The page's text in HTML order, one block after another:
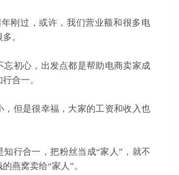
年刚过，或许，我们营业额和很多电
。
忘初心，出发点都是帮助电商卖家成
合一。
，但是很幸福，大家的工资和收入也
知行合一，把粉丝当成“家人”，就不
燕窝卖给“家人”。